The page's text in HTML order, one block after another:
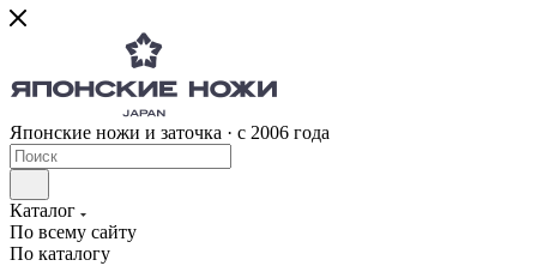
Японские ножи и заточка · с 2006 года
Каталог
По всему сайту
По каталогу